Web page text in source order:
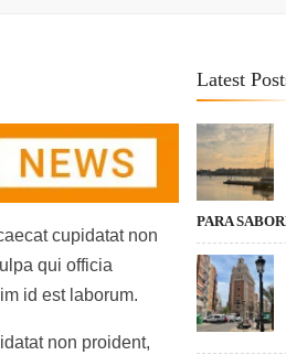
cupidatat non
qui officia
id est laborum.
non proident,
Latest
PARA